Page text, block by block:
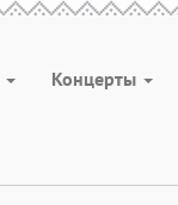
Концерты